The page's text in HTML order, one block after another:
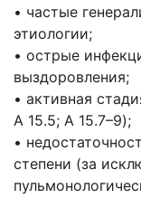
• частые
этиологии;
• острые
выздоровления;
• активная
A 15.5; A 15.7–9);
•
степени (за